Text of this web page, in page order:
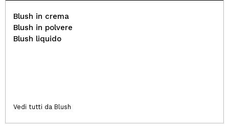
Blush in crema
Blush in polvere
Blush liquido
Vedi tutti da Blush